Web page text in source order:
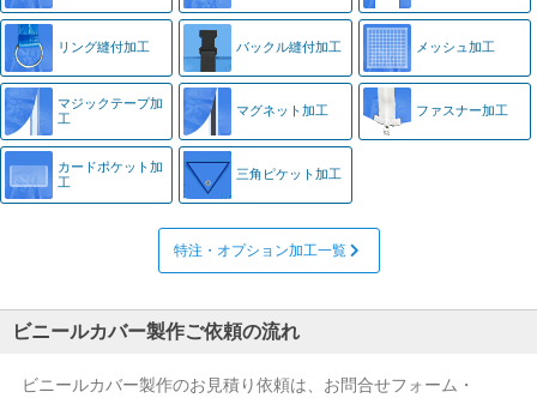
リング縫付加工 バックル縫付加工 メッシュ加工
マジックテープ加
工
マグネット加工 ファスナー加工
カードポケット加
工
三角ピケット加工
特注・オプション加工一覧
ビニールカバー製作ご依頼の流れ
ビニールカバー製作のお見積り依頼は、お問合せフォーム・